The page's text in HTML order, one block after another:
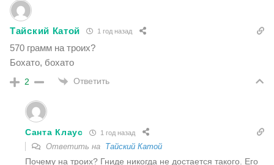
Тайский Катой 1 год назад
570 грамм на троих?
Бохато, бохато
2 Ответить
Санта Клаус 1 год назад
Ответить на Тайский Катой
Почему на троих? Гниде никогда не достается такого. Его